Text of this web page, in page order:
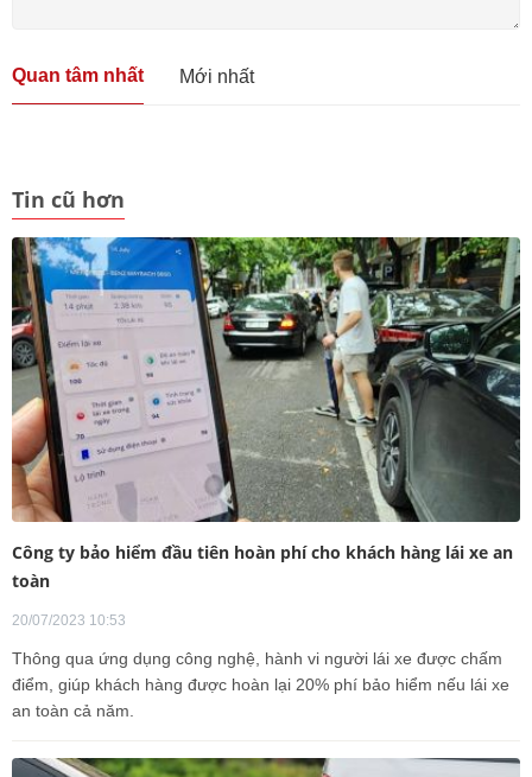
Quan tâm nhất Mới nhất
Tin cũ hơn
Công ty bảo hiểm đầu tiên hoàn phí cho khách hàng lái xe an
toàn
20/07/2023 10:53
Thông qua ứng dụng công nghệ, hành vi người lái xe được chấm
điểm, giúp khách hàng được hoàn lại 20% phí bảo hiểm nếu lái xe
an toàn cả năm.